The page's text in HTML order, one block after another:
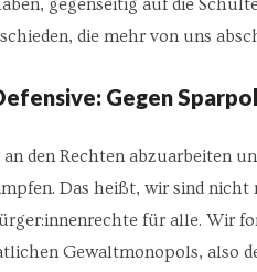
gegenseitig auf die
die mehr von uns
Gegen
den Rechten abzuarbeiten
Das heißt, wir sind
für alle. Wir
Gewaltmonopols, also